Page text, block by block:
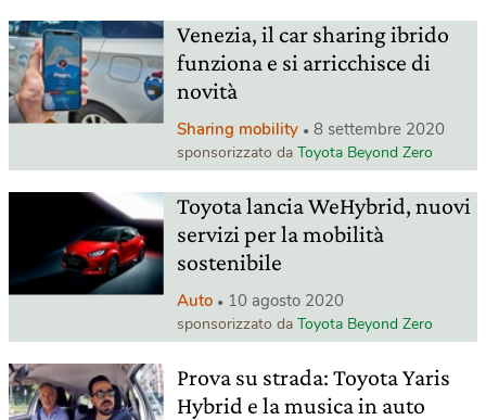
Venezia, il car sharing ibrido
funziona e si arricchisce di
novità
Sharing mobility 8 settembre 2020
sponsorizzato da Toyota Beyond Zero
Toyota lancia WeHybrid, nuovi
servizi per la mobilità
sostenibile
Auto 10 agosto 2020
sponsorizzato da Toyota Beyond Zero
Prova su strada: Toyota Yaris
Hybrid e la musica in auto